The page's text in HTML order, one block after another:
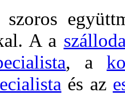
szoros
A a
, a
és az